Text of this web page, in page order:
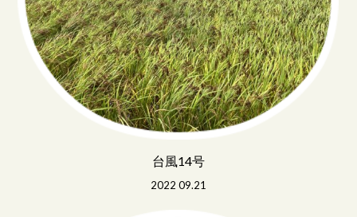
台風14号
2022 09.21